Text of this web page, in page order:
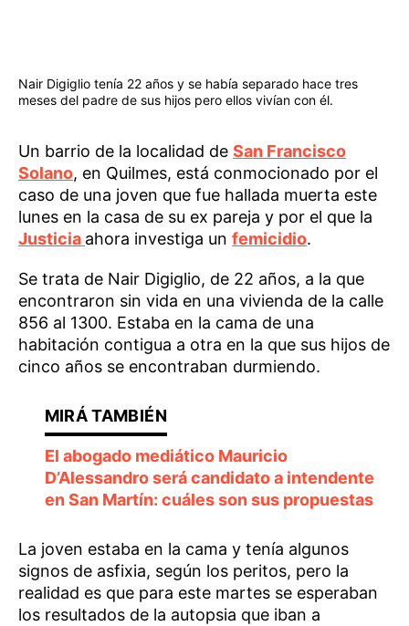
Nair Digiglio tenía 22 años y se había separado hace tres
meses del padre de sus hijos pero ellos vivían con él.
Un barrio de la localidad de San Francisco
Solano, en Quilmes, está conmocionado por el
caso de una joven que fue hallada muerta este
lunes en la casa de su ex pareja y por el que la
Justicia ahora investiga un femicidio.
Se trata de Nair Digiglio, de 22 años, a la que
encontraron sin vida en una vivienda de la calle
856 al 1300. Estaba en la cama de una
habitación contigua a otra en la que sus hijos de
cinco años se encontraban durmiendo.
El abogado mediático Mauricio
D’Alessandro será candidato a intendente
en San Martín: cuáles son sus propuestas
La joven estaba en la cama y tenía algunos
signos de asfixia, según los peritos, pero la
realidad es que para este martes se esperaban
los resultados de la autopsia que iban a